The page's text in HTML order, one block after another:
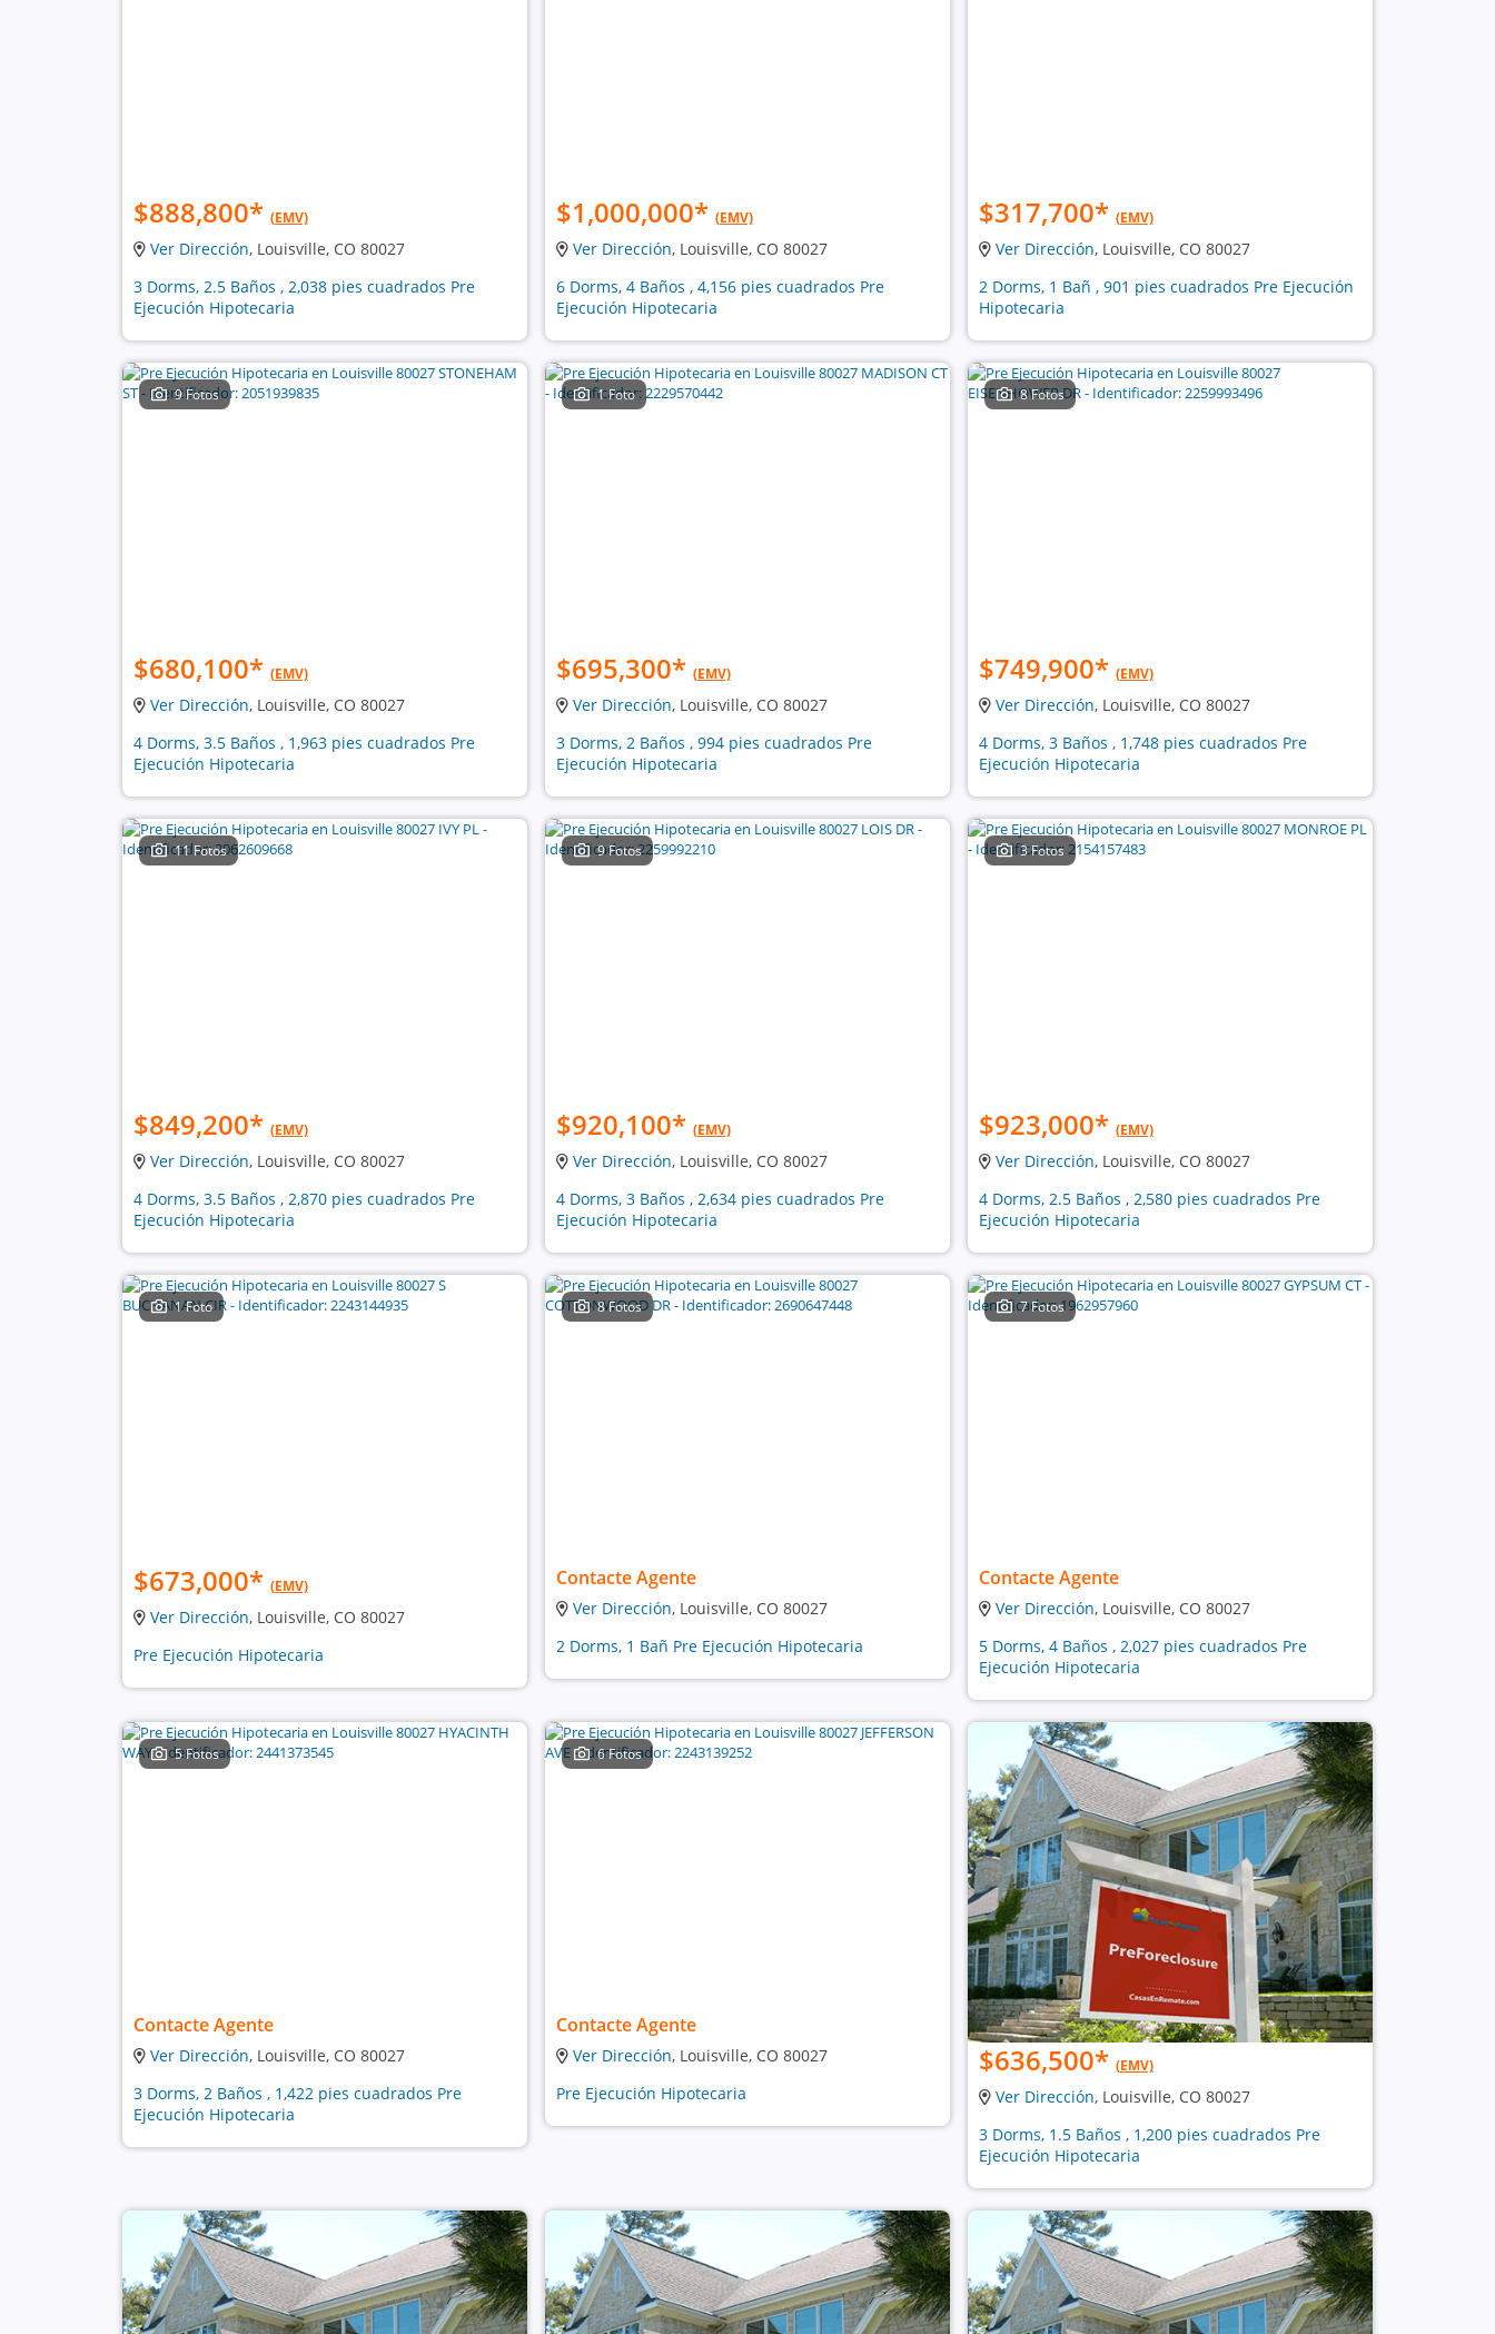
$888,800* (EMV)
Ver Dirección, Louisville, CO 80027
3 Dorms, 2.5 Baños , 2,038 pies cuadrados Pre
Ejecución Hipotecaria
$1,000,000* (EMV)
Ver Dirección, Louisville, CO 80027
6 Dorms, 4 Baños , 4,156 pies cuadrados Pre
Ejecución Hipotecaria
$317,700* (EMV)
Ver Dirección, Louisville, CO 80027
2 Dorms, 1 Bañ , 901 pies cuadrados Pre Ejecución
Hipotecaria
9 Fotos
$680,100* (EMV)
Ver Dirección, Louisville, CO 80027
4 Dorms, 3.5 Baños , 1,963 pies cuadrados Pre
Ejecución Hipotecaria
1 Foto
$695,300* (EMV)
Ver Dirección, Louisville, CO 80027
3 Dorms, 2 Baños , 994 pies cuadrados Pre
Ejecución Hipotecaria
8 Fotos
$749,900* (EMV)
Ver Dirección, Louisville, CO 80027
4 Dorms, 3 Baños , 1,748 pies cuadrados Pre
Ejecución Hipotecaria
11 Fotos
$849,200* (EMV)
Ver Dirección, Louisville, CO 80027
4 Dorms, 3.5 Baños , 2,870 pies cuadrados Pre
Ejecución Hipotecaria
9 Fotos
$920,100* (EMV)
Ver Dirección, Louisville, CO 80027
4 Dorms, 3 Baños , 2,634 pies cuadrados Pre
Ejecución Hipotecaria
3 Fotos
$923,000* (EMV)
Ver Dirección, Louisville, CO 80027
4 Dorms, 2.5 Baños , 2,580 pies cuadrados Pre
Ejecución Hipotecaria
1 Foto
$673,000* (EMV)
Ver Dirección, Louisville, CO 80027
Pre Ejecución Hipotecaria
8 Fotos
Contacte Agente
Ver Dirección, Louisville, CO 80027
2 Dorms, 1 Bañ Pre Ejecución Hipotecaria
7 Fotos
Contacte Agente
Ver Dirección, Louisville, CO 80027
5 Dorms, 4 Baños , 2,027 pies cuadrados Pre
Ejecución Hipotecaria
5 Fotos
Contacte Agente
Ver Dirección, Louisville, CO 80027
3 Dorms, 2 Baños , 1,422 pies cuadrados Pre
Ejecución Hipotecaria
6 Fotos
Contacte Agente
Ver Dirección, Louisville, CO 80027
Pre Ejecución Hipotecaria
$636,500* (EMV)
Ver Dirección, Louisville, CO 80027
3 Dorms, 1.5 Baños , 1,200 pies cuadrados Pre
Ejecución Hipotecaria